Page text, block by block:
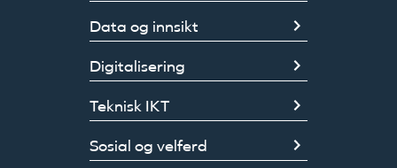
Data og innsikt
Digitalisering
Teknisk IKT
Sosial og velferd